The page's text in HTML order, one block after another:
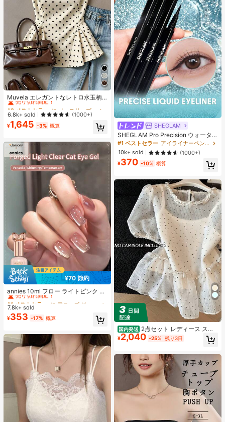
Muvela エレガントなレトロ水玉柄
ノースリーブフィットウエストAラ
インブラウス、レディース、サマー
トップ、かわいいレディーストッ
プ、クリーム色トップ、新学期シー
プ、フレンチガールスタイル、デー
トナイト
#2 ベストセラー
に ノースリーブ 女性用ブラウス
売り切れ間近！
#2 ベストセラー
売り切れ間近！
#2 ベストセラー
売り切れ間近！
#2 ベストセラー
に ノースリーブ 女性用ブラウス
6.8k+ sold (1000+)
¥1,645 -3% 概算
¥70 節約
annies 10ml フロー ライトピンク キ
ャットアイ ジェルネイルポリッシュ
ウルトラシャイン UVジェル ミラー
グラス キャットマグネットジェル ワ
ニス ネイルサプライ
#1 ベストセラー
に アニーズ ジェルネイルポリッシュ
売り切れ間近！
#1 ベストセラー
売り切れ間近！
#1 ベストセラー
売り切れ間近！
#1 ベストセラー
に アニーズ ジェルネイルポリッシュ
7.8k+ sold
¥353 -17% 概算
SHEGLAM
SHEGLAM Pro Precision ウォータ
ープルーフリキッドアイライナー-Bl
ack 女性と女の子のためのブランド
ビューティーコスメメイクアップ
#1 ベストセラー
アイライナーペンシル アイライナー
10k+ sold
(1000+)
¥370 -10% 概算
国内発送 2点セット レディース スイ
ートスタイル 水玉模様 メッシュ フ
リル パフスリーブ クロップトップ
ップス 半袖 ドット柄 ショート丈 透
け感 シースルー ガーリー 大人可愛
い フェミニン 春夏
¥2,040 -25% 残り3日